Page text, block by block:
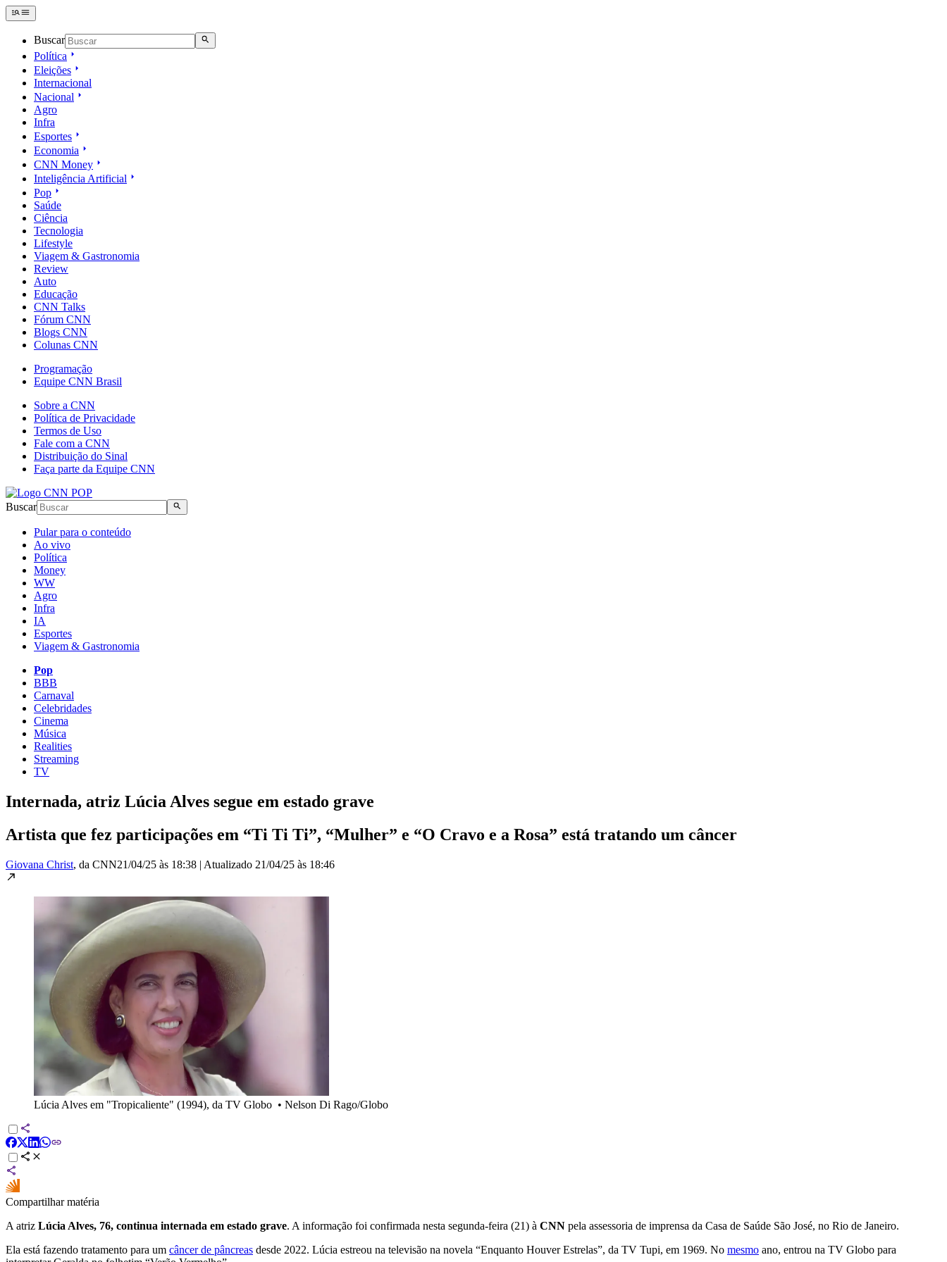
Buscar
Política
Eleições
Internacional
Nacional
Agro
Infra
Esportes
Economia
CNN Money
Inteligência Artificial
Pop
Saúde
Ciência
Tecnologia
Lifestyle
Viagem & Gastronomia
Review
Auto
Educação
CNN Talks
Fórum CNN
Blogs CNN
Colunas CNN
Programação
Equipe CNN Brasil
Sobre a CNN
Política de Privacidade
Termos de Uso
Fale com a CNN
Distribuição do Sinal
Faça parte da Equipe CNN
Buscar
Pular para o conteúdo
Ao vivo
Política
Money
WW
Agro
Infra
IA
Esportes
Viagem & Gastronomia
Pop
BBB
Carnaval
Celebridades
Cinema
Música
Realities
Streaming
TV
Internada, atriz Lúcia Alves segue em estado grave
Artista que fez participações em “Ti Ti Ti”, “Mulher” e “O Cravo e a Rosa” está tratando um câncer
Giovana Christ, da CNN21/04/25 às 18:38 | Atualizado 21/04/25 às 18:46
Lúcia Alves em "Tropicaliente" (1994), da TV Globo • Nelson Di Rago/Globo
Compartilhar matéria
A atriz Lúcia Alves, 76, continua internada em estado grave. A informação foi confirmada nesta segunda-feira (21) à CNN pela assessoria de imprensa da Casa de Saúde São José, no Rio de Janeiro.
Ela está fazendo tratamento para um câncer de pâncreas desde 2022. Lúcia estreou na televisão na novela “Enquanto Houver Estrelas”, da TV Tupi, em 1969. No mesmo ano, entrou na TV Globo para